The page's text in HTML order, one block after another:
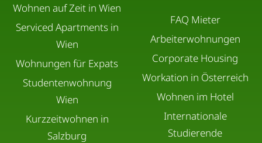
Wohnen auf Zeit in Wien
Serviced Apartments in
Wien
Wohnungen für Expats
Studentenwohnung
Wien
Kurzzeitwohnen in
Salzburg
FAQ Mieter
Arbeiterwohnungen
Corporate Housing
Workation in Österreich
Wohnen im Hotel
Internationale
Studierende